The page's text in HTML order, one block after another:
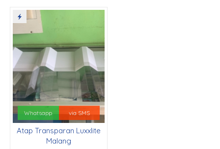
Whatsapp via SMS
Atap Transparan Luxxlite
Malang